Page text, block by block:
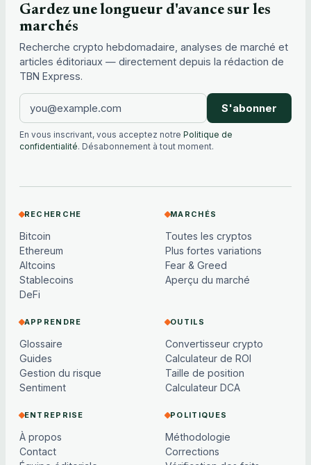
Gardez une longueur d'avance sur les
marchés
Recherche crypto hebdomadaire, analyses de marché et
articles éditoriaux — directement depuis la rédaction de
TBN Express.
S'abonner
En vous inscrivant, vous acceptez notre Politique de
confidentialité. Désabonnement à tout moment.
RECHERCHE
Bitcoin
Ethereum
Altcoins
Stablecoins
DeFi
MARCHÉS
Toutes les cryptos
Plus fortes variations
Fear & Greed
Aperçu du marché
APPRENDRE
Glossaire
Guides
Gestion du risque
Sentiment
OUTILS
Convertisseur crypto
Calculateur de ROI
Taille de position
Calculateur DCA
ENTREPRISE
À propos
Contact
POLITIQUES
Méthodologie
Corrections